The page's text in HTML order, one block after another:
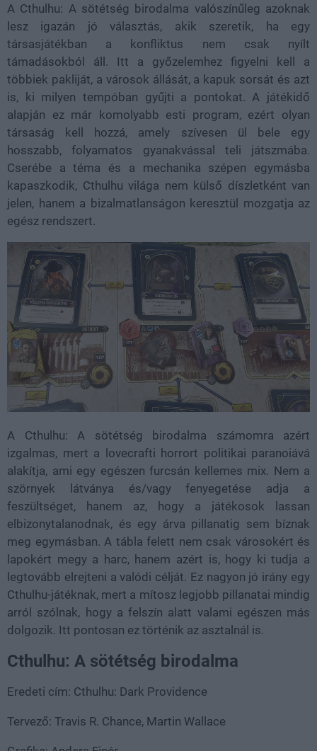
A Cthulhu: A sötétség birodalma valószínűleg azoknak
lesz igazán jó választás, akik szeretik, ha egy
társasjátékban a konfliktus nem csak nyílt
támadásokból áll. Itt a győzelemhez figyelni kell a
többiek pakliját, a városok állását, a kapuk sorsát és azt
is, ki milyen tempóban gyűjti a pontokat. A játékidő
alapján ez már komolyabb esti program, ezért olyan
társaság kell hozzá, amely szívesen ül bele egy
hosszabb, folyamatos gyanakvással teli játszmába.
Cserébe a téma és a mechanika szépen egymásba
kapaszkodik, Cthulhu világa nem külső díszletként van
jelen, hanem a bizalmatlanságon keresztül mozgatja az
egész rendszert.
A Cthulhu: A sötétség birodalma számomra azért
izgalmas, mert a lovecrafti horrort politikai paranoiává
alakítja, ami egy egészen furcsán kellemes mix. Nem a
szörnyek látványa és/vagy fenyegetése adja a
feszültséget, hanem az, hogy a játékosok lassan
elbizonytalanodnak, és egy árva pillanatig sem bíznak
meg egymásban. A tábla felett nem csak városokért és
lapokért megy a harc, hanem azért is, hogy ki tudja a
legtovább elrejteni a valódi célját. Ez nagyon jó irány egy
Cthulhu-játéknak, mert a mítosz legjobb pillanatai mindig
arról szólnak, hogy a felszín alatt valami egészen más
dolgozik. Itt pontosan ez történik az asztalnál is.
Cthulhu: A sötétség birodalma
Eredeti cím: Cthulhu: Dark Providence
Tervező: Travis R. Chance, Martin Wallace